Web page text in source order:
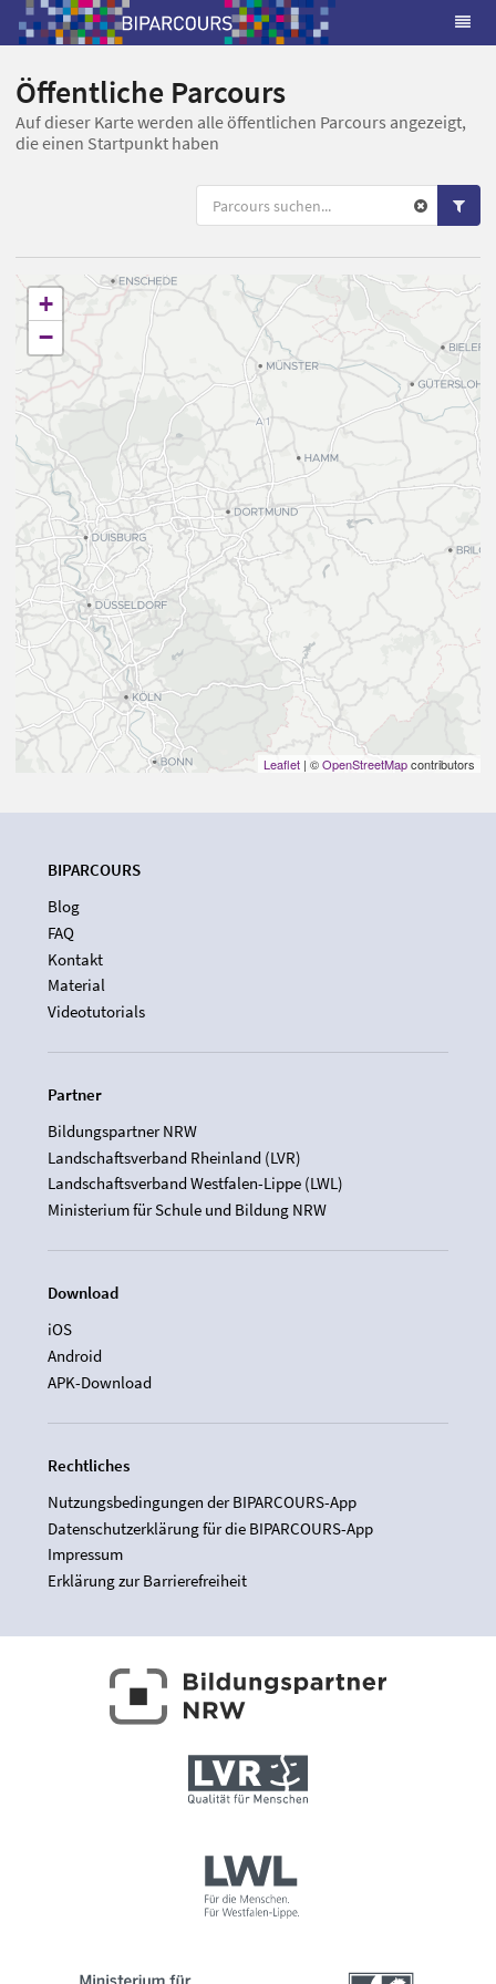
Öffentliche Parcours
Auf dieser Karte werden alle öffentlichen Parcours angezeigt,
die einen Startpunkt haben
+
−
Leaflet | ©OpenStreetMapcontributors
BIPARCOURS
Blog
FAQ
Kontakt
Material
Videotutorials
Partner
Bildungspartner NRW
Landschaftsverband Rheinland (LVR)
Landschaftsverband Westfalen-Lippe (LWL)
Ministerium für Schule und Bildung NRW
Download
iOS
Android
APK-Download
Rechtliches
Nutzungsbedingungen der BIPARCOURS-App
Datenschutzerklärung für die BIPARCOURS-App
Impressum
Erklärung zur Barrierefreiheit